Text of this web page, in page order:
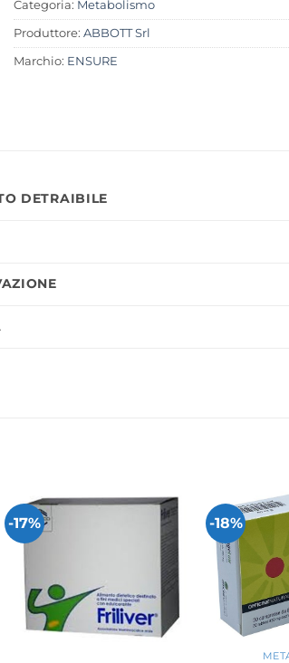
Categoria: Metabolismo
Produttore: ABBOTT Srl
Marchio: ENSURE
DETRAIBILE
-17% -18%